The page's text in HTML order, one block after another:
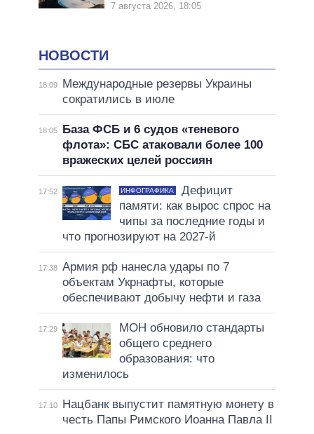
7 августа 2026, 18:05
НОВОСТИ
18:09
Международные резервы Украины
сократились в июле
18:05
База ФСБ и 6 судов «теневого
флота»: СБС атаковали более 100
вражеских целей россиян
17:52 ИНФОГРАФИКА
Дефицит
памяти: как вырос спрос на
чипы за последние годы и
что прогнозируют на 2027-й
17:38 Армия рф нанесла удары по 7
объектам Укрнафты, которые
обеспечивают добычу нефти и газа
17:29
МОН обновило стандарты
общего среднего
образования: что
изменилось
17:10
Нацбанк выпустит памятную монету в
честь Папы Римского Иоанна Павла II